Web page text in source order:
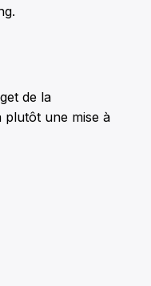
de la
plutôt une mise à